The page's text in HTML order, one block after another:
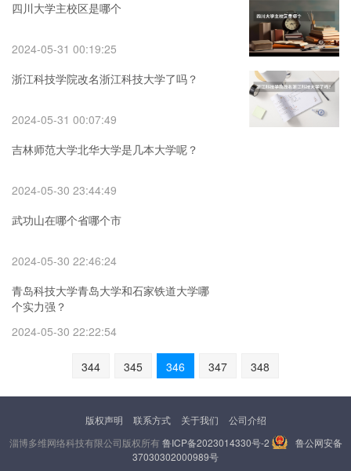
四川大学主校区是哪个
2024-05-31 00:19:25
浙江科技学院改名浙江科技大学了吗？
2024-05-31 00:07:49
吉林师范大学北华大学是几本大学呢？
2024-05-30 23:44:49
武功山在哪个省哪个市
2024-05-30 22:46:24
青岛科技大学青岛大学和石家铁道大学哪
个实力强？
2024-05-30 22:22:54
344 345 346 347 348
版权声明 联系方式 关于我们
公司介绍
淄博多维网络科技有限公司版权所有鲁ICP备2023014330号-2
鲁公网安备
37030302000989号